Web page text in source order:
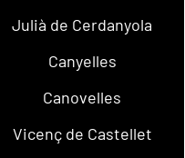
Julià de Cerdanyola
Canyelles
Canovelles
Vicenç de Castellet